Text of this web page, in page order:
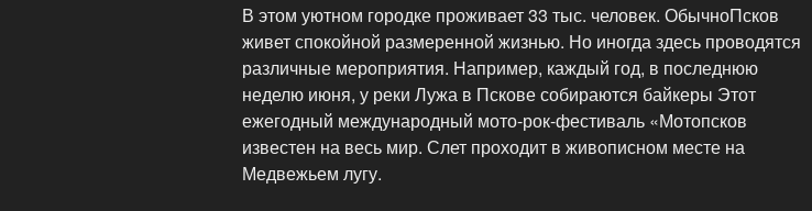
В этом уютном городке проживает 33 тыс. человек. ОбычноПсков
живет спокойной размеренной жизнью. Но иногда здесь проводятся
различные мероприятия. Например, каждый год, в последнюю
неделю июня, у реки Лужа в Пскове собираются байкеры Этот
ежегодный международный мото-рок-фестиваль «Мотопсков
известен на весь мир. Слет проходит в живописном месте на
Медвежьем лугу.